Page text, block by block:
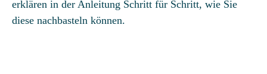
erklären in der Anleitung Schritt für Schritt, wie Sie
diese nachbasteln können.